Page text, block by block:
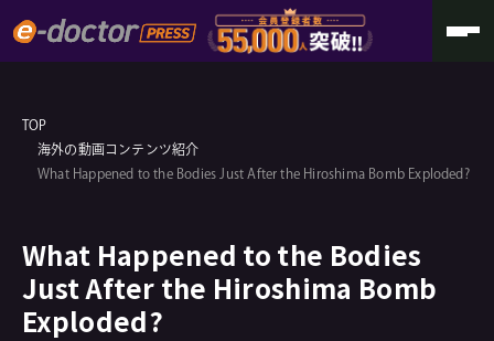
TOP
海外の動画コンテンツ紹介
What Happened to the Bodies Just After the Hiroshima Bomb Exploded?
What Happened to the Bodies
Just After the Hiroshima Bomb
Exploded?